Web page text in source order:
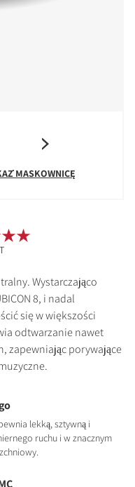
MASKOWNICĘ
Wystarczająco
8, i nadal
się w większości
odtwarzanie nawet
zapewniając porywające
lekką, sztywną i
ruchu i w znacznym